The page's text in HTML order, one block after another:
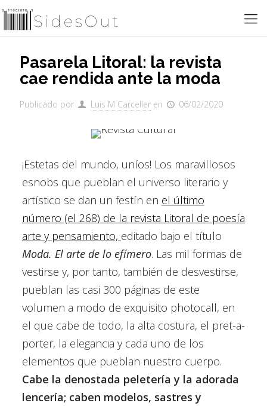
Pasarela Litoral: la revista
cae rendida ante la moda
Publicado por Luis M Carceller en 06/02/2020
¡Estetas del mundo, uníos! Los maravillosos
esnobs que pueblan el universo literario y
artístico se dan un festín en el último
número (el 268) de la revista Litoral de poesía
arte y pensamiento, editado bajo el título
Moda. El arte de lo efímero. Las mil formas de
vestirse y, por tanto, también de desvestirse,
pueblan las casi 300 páginas de este
volumen a modo de exquisito photocall, en
el que cabe de todo, la alta costura, el pret-a-
porter, la elegancia y cada uno de los
elementos que pueblan nuestro cuerpo.
Cabe la denostada peletería y la adorada
lencería; caben modelos, sastres y